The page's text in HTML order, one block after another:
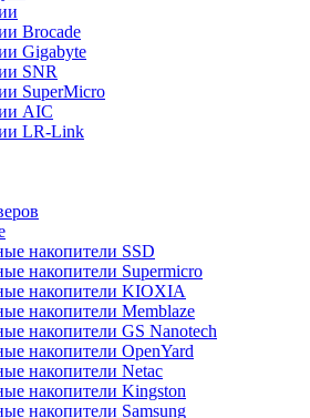
Brocade
Gigabyte
SNR
SuperMicro
AIC
LR-Link
накопители SSD
накопители Supermicro
накопители KIOXIA
накопители Memblaze
накопители GS Nanotech
накопители OpenYard
накопители Netac
накопители Kingston
накопители Samsung